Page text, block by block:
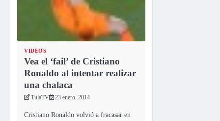
VIDEOS
Vea el ‘fail’ de Cristiano
Ronaldo al intentar realizar
una chalaca
TulaTV 23 enero, 2014
Cristiano Ronaldo volvió a fracasar en